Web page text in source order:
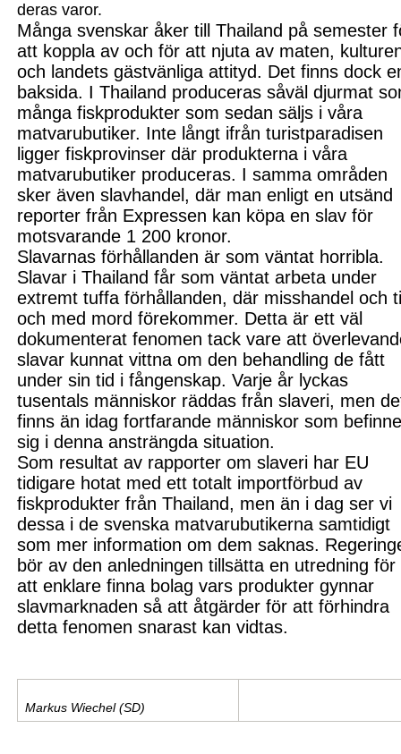
deras varor.
Många svenskar åker till Thailand på semester
att koppla av och för att njuta av maten,
och landets gästvänliga attityd. Det finns dock
baksida. I Thailand produceras såväl djurmat
många fiskprodukter som sedan säljs i våra
matvarubutiker. Inte långt ifrån turistparadisen
ligger fiskprovinser där produkterna i våra
matvarubutiker produceras. I samma områden
sker även slavhandel, där man enligt en utsänd
reporter från Expressen kan köpa en slav för
motsvarande 1 200 kronor.
Slavarnas förhållanden är som väntat horribla.
Slavar i Thailand får som väntat arbeta under
extremt tuffa förhållanden, där misshandel och
och med mord förekommer. Detta är ett väl
dokumenterat fenomen tack vare att
slavar kunnat vittna om den behandling de fått
under sin tid i fångenskap. Varje år lyckas
tusentals människor räddas från slaveri, men
finns än idag fortfarande människor som
sig i denna ansträngda situation.
Som resultat av rapporter om slaveri har EU
tidigare hotat med ett totalt importförbud av
fiskprodukter från Thailand, men än i dag ser vi
dessa i de svenska matvarubutikerna samtidigt
som mer information om dem saknas.
bör av den anledningen tillsätta en utredning för
att enklare finna bolag vars produkter gynnar
slavmarknaden så att åtgärder för att förhindra
detta fenomen snarast kan vidtas.
Markus Wiechel (SD)